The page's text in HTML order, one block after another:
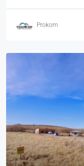
Prokom